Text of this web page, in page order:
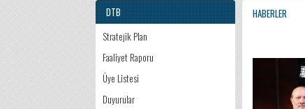
DTB
Stratejik Plan
Faaliyet Raporu
Üye Listesi
Duyurular
HABERLER